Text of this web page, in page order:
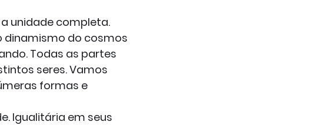
unidade completa.
dinamismo do cosmos
Todas as partes
seres. Vamos
formas e
Igualitária em seus